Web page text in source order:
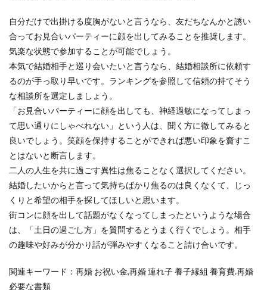
自分だけで出掛ける度胸がないと言うなら、友だちなんかと誘い
合ってお見合いパーティーに顔を出してみることを推奨します。
気楽な状態で参加することが可能でしょう。
本気で結婚相手と巡り会いたいと言うなら、結婚相談所に依頼す
るのが手っ取り早いです。ランキングを参照して信頼の持てそう
な相談所を選定しましょう。
「お見合いパーティーに顔を出しても、神経過敏になってしまっ
て思い通りにしゃべれない」という人は、聞く方に徹してみると
良いでしょう。笑顔を保持することができれば悪い印象を齎すこ
とはないと断言します。
二人の人生を共に過ごす異性は焦ることなく選択してください。
結婚したいからと言って気持ちばかり焦るのは良くなくて、じっ
くりと希望の相手を探してほしいと思います。
街コンに顔を出して話題がなくなってしまったというような場合
は、「土日の過ごし方」を質問するとうまく行くでしょう。相手
の趣味や好みが分かり話が弾みやすくなること請け合いです。
関連キーワード：再婚 お祝い金,再婚 連れ子 養子縁組 養育費.再婚
必要な書類